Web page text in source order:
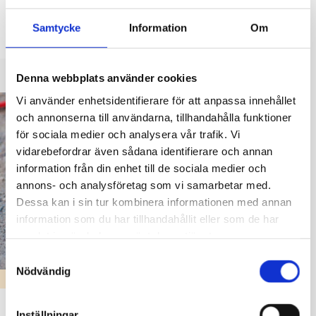
Samtycke Information Om
Denna webbplats använder cookies
Vi använder enhetsidentifierare för att anpassa innehållet
och annonserna till användarna, tillhandahålla funktioner
för sociala medier och analysera vår trafik. Vi
vidarebefordrar även sådana identifierare och annan
information från din enhet till de sociala medier och
annons- och analysföretag som vi samarbetar med.
Dessa kan i sin tur kombinera informationen med annan
information som du har tillhandahållit eller som de har
Nödvändig
enkäten delas ut
SMÅBARNSPEDAGOGIK & FÖRSKOLA
Klientavgifter för småbarnspedagogik från